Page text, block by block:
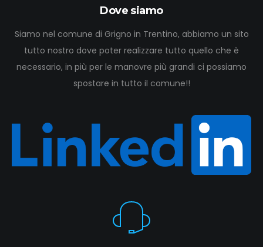
Dove siamo
Siamo nel comune di Grigno in Trentino, abbiamo un sito
tutto nostro dove poter realizzare tutto quello che è
necessario, in più per le manovre più grandi ci possiamo
spostare in tutto il comune!!